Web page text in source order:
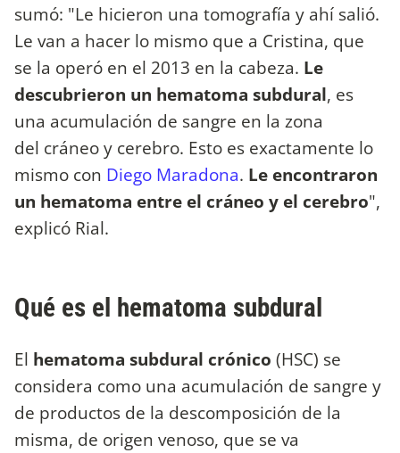
sumó: "Le hicieron una tomografía y ahí salió.
Le van a hacer lo mismo que a Cristina, que
se la operó en el 2013 en la cabeza. Le
descubrieron un hematoma subdural, es
una acumulación de sangre en la zona
del cráneo y cerebro. Esto es exactamente lo
mismo con Diego Maradona. Le encontraron
un hematoma entre el cráneo y el cerebro",
explicó Rial.
Qué es el hematoma subdural
El hematoma subdural crónico (HSC) se
considera como una acumulación de sangre y
de productos de la descomposición de la
misma, de origen venoso, que se va